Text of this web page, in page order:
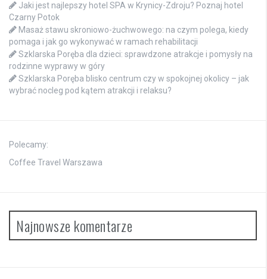
Jaki jest najlepszy hotel SPA w Krynicy-Zdroju? Poznaj hotel
Czarny Potok
Masaż stawu skroniowo-żuchwowego: na czym polega, kiedy
pomaga i jak go wykonywać w ramach rehabilitacji
Szklarska Poręba dla dzieci: sprawdzone atrakcje i pomysły na
rodzinne wyprawy w góry
Szklarska Poręba blisko centrum czy w spokojnej okolicy – jak
wybrać nocleg pod kątem atrakcji i relaksu?
Polecamy:
Coffee Travel Warszawa
Najnowsze komentarze